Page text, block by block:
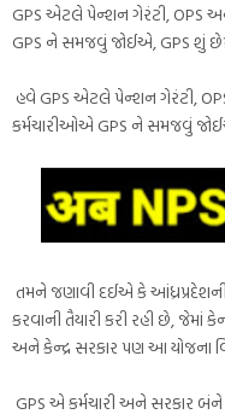
GPS એટલે પેન્શન ગેરંટી, OPS
GPS ને સમજવું જોઈએ, GPS શું
હવે GPS એટલે પેન્શન ગેરંટી,
કર્મચારીઓએ GPS ને સમજવું
તમને જણાવી દઈએ કે
કરવાની તૈયારી કરી રહી છે, જેમાં
અને કેન્દ્ર સરકાર પણ આ યોજના
GPS એ કર્મચારી અને સરકાર